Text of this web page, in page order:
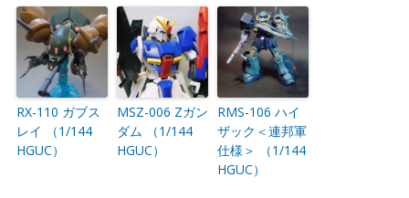
RX-110 ガブス
レイ （1/144
HGUC）
MSZ-006 Zガン
ダム （1/144
HGUC）
RMS-106 ハイ
ザック＜連邦軍
仕様＞ （1/144
HGUC）